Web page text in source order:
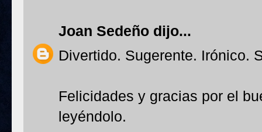
Joan Sedeño dijo...
Divertido. Sugerente. Irónico.
Felicidades y gracias por el
leyéndolo.